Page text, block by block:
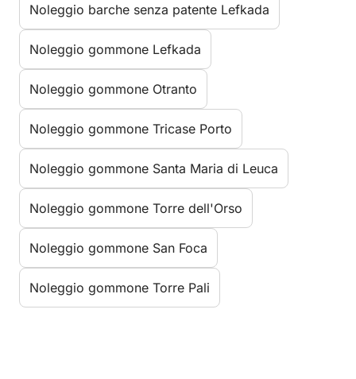
Noleggio barche senza patente Lefkada
Noleggio gommone Lefkada
Noleggio gommone Otranto
Noleggio gommone Tricase Porto
Noleggio gommone Santa Maria di Leuca
Noleggio gommone Torre dell'Orso
Noleggio gommone San Foca
Noleggio gommone Torre Pali